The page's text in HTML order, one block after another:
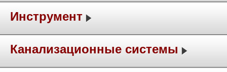
Инструмент
Канализационные системы